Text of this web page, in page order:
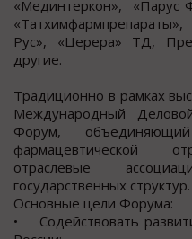
«Мединтеркон», «Парус
Рус», «Церера» ТД,
другие.
Традиционно в рамках
Международный
Форум,
фармацевтической
отраслевые
государственных структур.
Основные цели Форума:
• Содействовать